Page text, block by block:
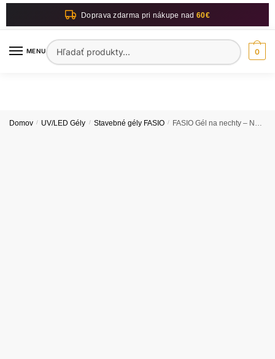
Skip
Skip
Doprava zdarma pri nákupe nad60€
MENUHľadať:
0
Domov / UV/LED Gély / Stavebné gély FASIO / FASIO Gél na nechty – Nude 001 – 30ml